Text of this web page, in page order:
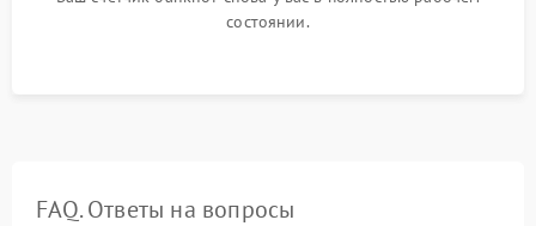
состоянии.
FAQ. Ответы на вопросы